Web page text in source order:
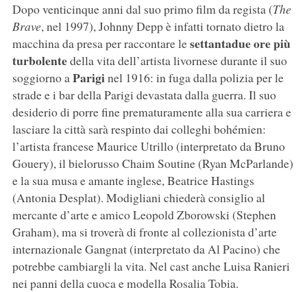
Dopo venticinque anni dal suo primo film da regista (The
Brave, nel 1997), Johnny Depp è infatti tornato dietro la
macchina da presa per raccontare lesettantadue ore più
turbolentedella vita dell’artista livornese durante il suo
soggiorno aPariginel 1916: in fuga dalla polizia per le
strade e i bar della Parigi devastata dalla guerra. Il suo
desiderio di porre fine prematuramente alla sua carriera e
lasciare la città sarà respinto dai colleghi bohémien:
l’artista francese Maurice Utrillo (interpretato da Bruno
Gouery), il bielorusso Chaim Soutine (Ryan McParlande)
e la sua musa e amante inglese, Beatrice Hastings
(Antonia Desplat). Modigliani chiederà consiglio al
mercante d’arte e amico Leopold Zborowski (Stephen
Graham), ma si troverà di fronte al collezionista d’arte
internazionale Gangnat (interpretato da Al Pacino) che
potrebbe cambiargli la vita. Nel cast anche Luisa Ranieri
nei panni della cuoca e modella Rosalia Tobia.